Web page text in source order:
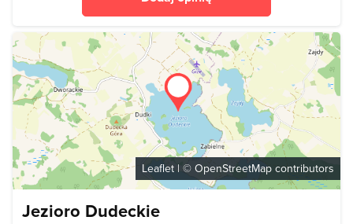
Leaflet | © OpenStreetMap contributors
Jezioro Dudeckie